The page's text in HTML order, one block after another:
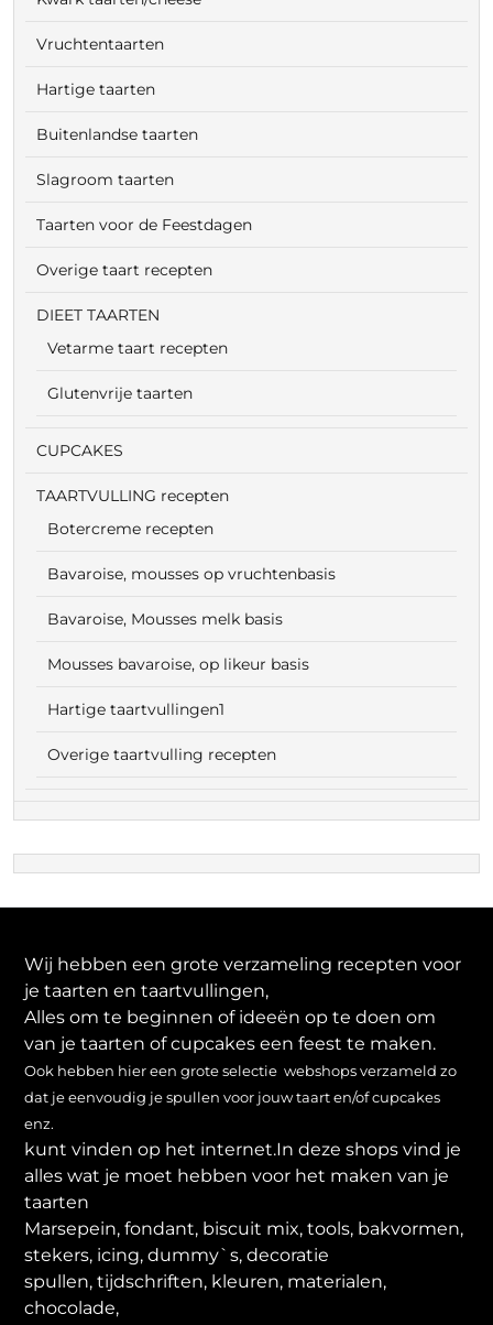
Vruchtentaarten
Hartige taarten
Buitenlandse taarten
Slagroom taarten
Taarten voor de Feestdagen
Overige taart recepten
DIEET TAARTEN
Vetarme taart recepten
Glutenvrije taarten
CUPCAKES
TAARTVULLING recepten
Botercreme recepten
Bavaroise, mousses op vruchtenbasis
Bavaroise, Mousses melk basis
Mousses bavaroise, op likeur basis
Hartige taartvullingen1
Overige taartvulling recepten
Wij hebben een grote verzameling recepten voor
je taarten en taartvullingen,
Alles om te beginnen of ideeën op te doen om
van je taarten of cupcakes een feest te maken.
Ook hebben hier een grote selectie webshops verzameld zo
dat je eenvoudig je spullen voor jouw taart en/of cupcakes
enz.
kunt vinden op het internet.In deze shops vind je
alles wat je moet hebben voor het maken van je
taarten
Marsepein, fondant, biscuit mix, tools, bakvormen,
stekers, icing, dummy`s, decoratie
spullen, tijdschriften, kleuren, materialen,
chocolade,